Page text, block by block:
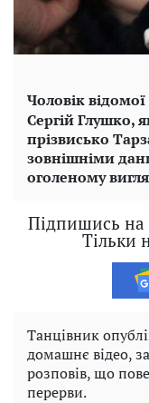
Чоловік
Сергій Глушко,
прізвисько
зовнішніми
оголеному
Підпишись на
Тільки
Танцівник
домашнє відео,
розповів, що
перерви.